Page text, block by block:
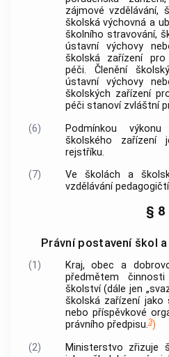
zájmové vzdělávání,
školská výchovná a
školního stravování,
ústavní výchovy
školská zařízení pro
péči. Členění
ústavní výchovy
školských zařízení
péči stanoví zvláštní
(6)
Podmínkou
školského zařízení
rejstříku.
(7)
Ve školách a
vzdělávání
§ 8
Právní postavení škol
(1) Kraj,obec a
předmětem
školství (dále jen
školská zařízení jako
nebo příspěvkové
právního předpisu.3)
(2)
Ministerstvo zřizuje